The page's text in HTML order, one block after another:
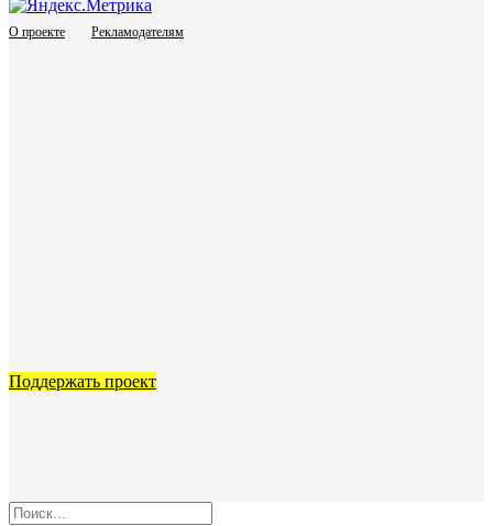
О проекте Рекламодателям
Поддержать проект